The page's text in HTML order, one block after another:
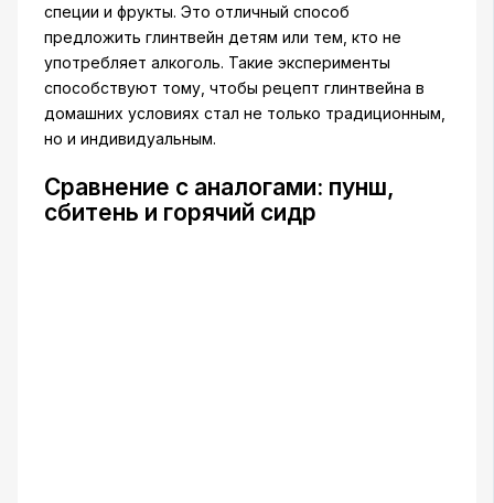
специи и фрукты. Это отличный способ
предложить глинтвейн детям или тем, кто не
употребляет алкоголь. Такие эксперименты
способствуют тому, чтобы рецепт глинтвейна в
домашних условиях стал не только традиционным,
но и индивидуальным.
Сравнение с аналогами: пунш,
сбитень и горячий сидр